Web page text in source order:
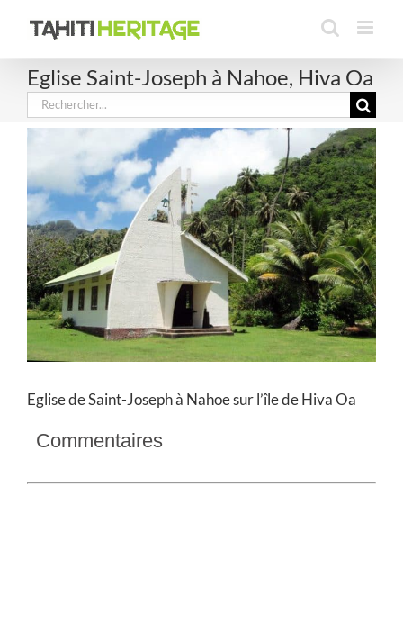
Eglise Saint-Joseph à Nahoe, Hiva Oa
Rechercher:
Eglise de Saint-Joseph à Nahoe sur l’île de Hiva Oa
Commentaires